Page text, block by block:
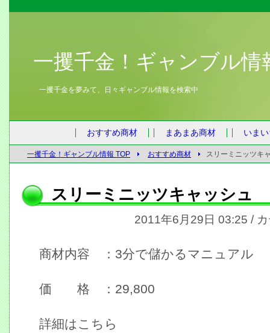
一攫千金！ギャンブル情
一攫千金を夢みて、日々ギャンブル情報を検索中
おすすめ商材 まあまあ商材 いま
一攫千金！ギャンブル情報 TOP おすすめ商材 スリーミニッツキ
スリーミニッツキャッシュ
2011年6月29日 03:25 /
商材内容 ：3分で儲かるマニュアル
価 格 ：29,800
詳細はこちら